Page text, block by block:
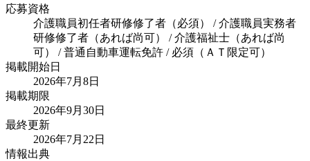
応募資格
介護職員初任者研修修了者（必須） / 介護職員実務者
研修修了者（あれば尚可） / 介護福祉士（あれば尚
可） / 普通自動車運転免許 / 必須（ＡＴ限定可）
掲載開始日
2026年7月8日
掲載期限
2026年9月30日
最終更新
2026年7月22日
情報出典